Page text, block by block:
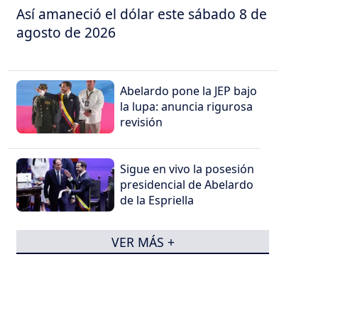
Así amaneció el dólar este sábado 8 de
agosto de 2026
Abelardo pone la JEP bajo
la lupa: anuncia rigurosa
revisión
Sigue en vivo la posesión
presidencial de Abelardo
de la Espriella
VER MÁS +